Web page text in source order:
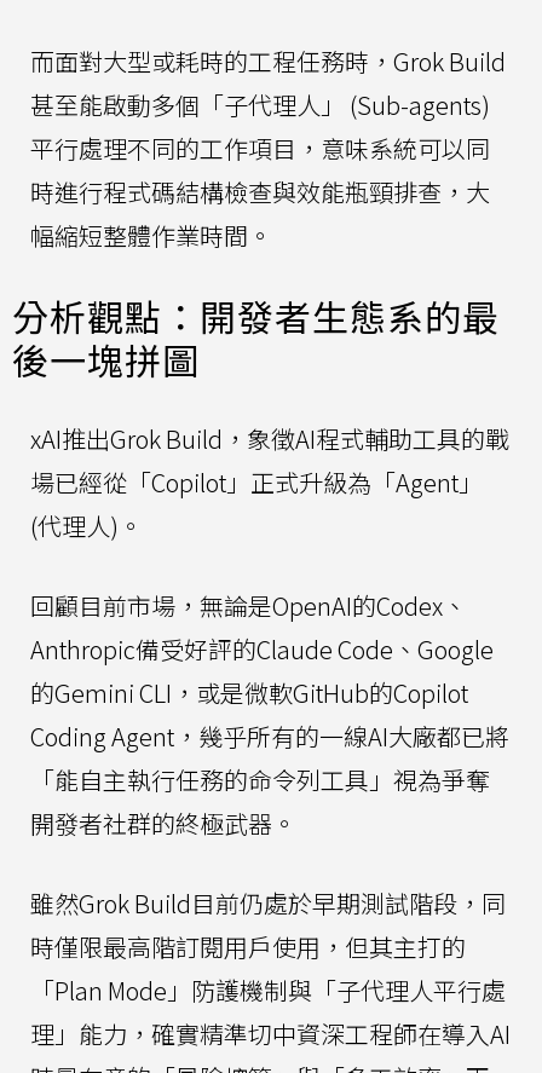
而面對大型或耗時的工程任務時，Grok Build
甚至能啟動多個「子代理人」 (Sub-agents)
平行處理不同的工作項目，意味系統可以同
時進行程式碼結構檢查與效能瓶頸排查，大
幅縮短整體作業時間。
分析觀點：開發者生態系的最
後一塊拼圖
xAI推出Grok Build，象徵AI程式輔助工具的戰
場已經從「Copilot」正式升級為「Agent」
(代理人)。
回顧目前市場，無論是OpenAI的Codex、
Anthropic備受好評的Claude Code、Google
的Gemini CLI，或是微軟GitHub的Copilot
Coding Agent，幾乎所有的一線AI大廠都已將
「能自主執行任務的命令列工具」視為爭奪
開發者社群的終極武器。
雖然Grok Build目前仍處於早期測試階段，同
時僅限最高階訂閱用戶使用，但其主打的
「Plan Mode」防護機制與「子代理人平行處
理」能力，確實精準切中資深工程師在導入AI